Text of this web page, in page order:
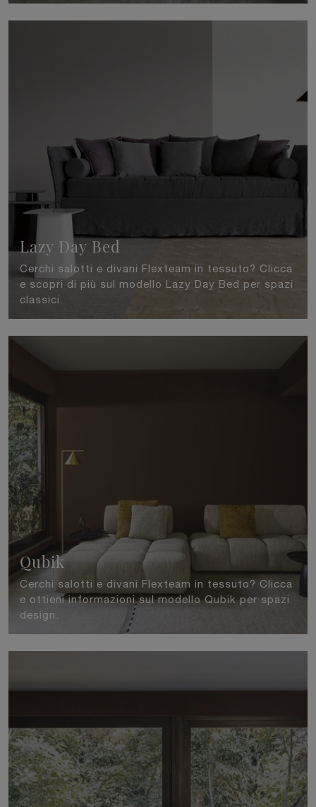
Lazy Day Bed
Cerchi salotti e divani Flexteam in tessuto? Clicca
e scopri di più sul modello Lazy Day Bed per spazi
classici.
Qubik
Cerchi salotti e divani Flexteam in tessuto? Clicca
e ottieni informazioni sul modello Qubik per spazi
design.